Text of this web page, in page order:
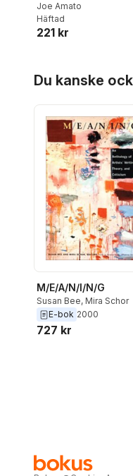
Joe Amato
Häftad
221 kr
Du kanske
M/E/A/N/I/N/G
Susan Bee, Mira Schor
E-bok 2000
727 kr